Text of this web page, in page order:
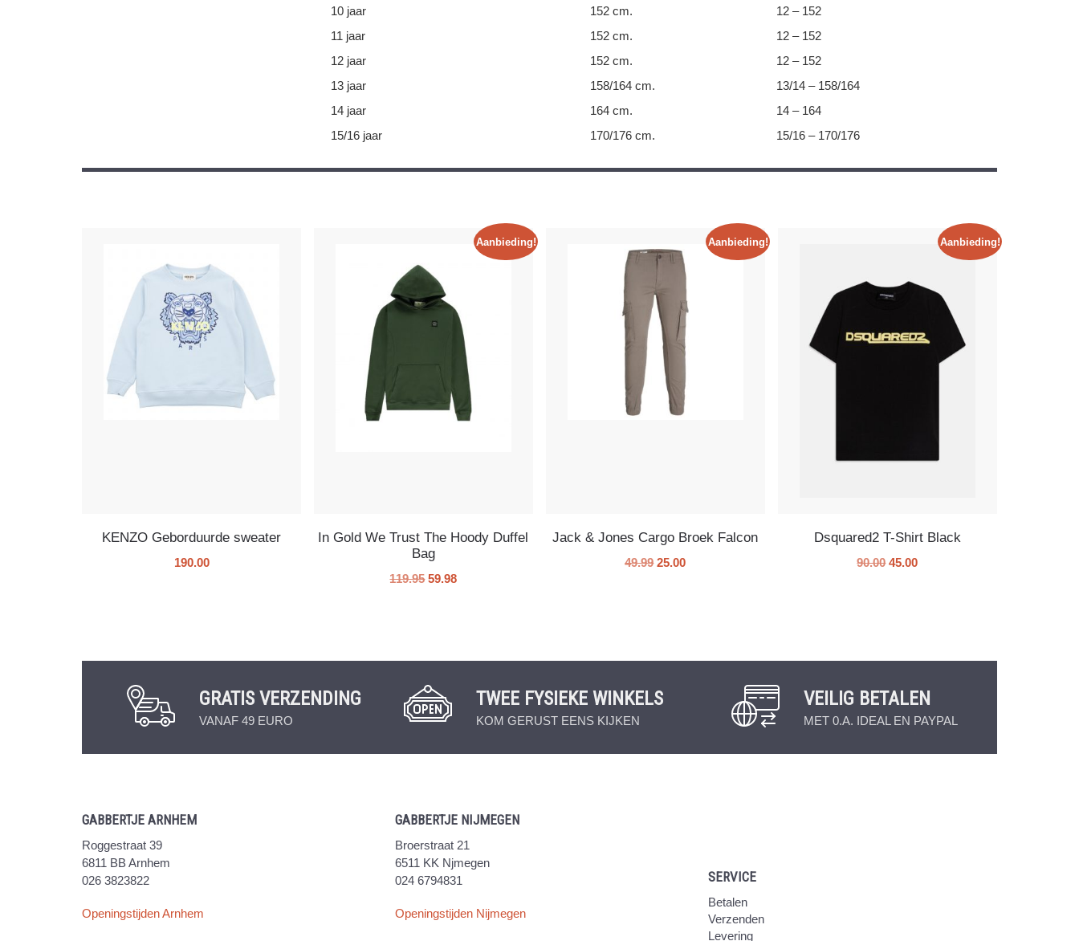
10 jaar
152 cm.
12 – 152
11 jaar
152 cm.
12 – 152
12 jaar
152 cm.
12 – 152
13 jaar
158/164 cm.
13/14 – 158/164
14 jaar
164 cm.
14 – 164
15/16 jaar
170/176 cm. 15/16 – 170/176
KENZO Geborduurde sweater
190.00
Aanbieding!
In Gold We Trust The Hoody Duffel
Bag
119.95 59.98
Aanbieding!
Jack & Jones Cargo Broek Falcon
49.99 25.00
Aanbieding!
Dsquared2 T-Shirt Black
90.00 45.00
GRATIS VERZENDING
VANAF 49 EURO
TWEE FYSIEKE WINKELS
KOM GERUST EENS KIJKEN
VEILIG BETALEN
MET 0.A. IDEAL EN PAYPAL
GABBERTJE ARNHEM
Roggestraat 39
6811 BB Arnhem
026 3823822
Openingstijden Arnhem
GABBERTJE NIJMEGEN
Broerstraat 21
6511 KK Njmegen
024 6794831
Openingstijden Nijmegen
SERVICE
Betalen
Verzenden
Levering